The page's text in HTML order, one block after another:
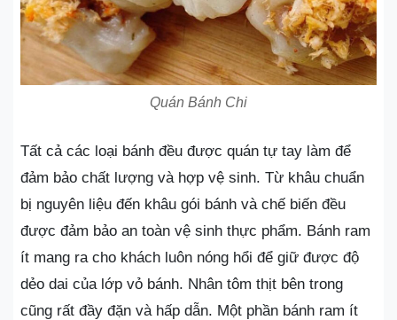
Quán Bánh Chi
Tất cả các loại bánh đều được quán tự tay làm để
đảm bảo chất lượng và hợp vệ sinh. Từ khâu chuẩn
bị nguyên liệu đến khâu gói bánh và chế biến đều
được đảm bảo an toàn vệ sinh thực phẩm. Bánh ram
ít mang ra cho khách luôn nóng hổi để giữ được độ
dẻo dai của lớp vỏ bánh. Nhân tôm thịt bên trong
cũng rất đầy đặn và hấp dẫn. Một phần bánh ram ít